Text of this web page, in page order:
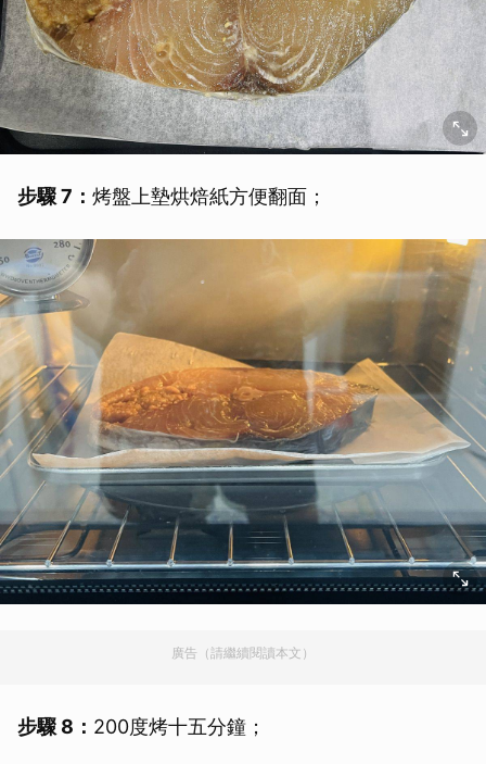
步驟 7： 烤盤上墊烘焙紙方便翻面；
廣告（請繼續閱讀本文）
步驟 8： 200度烤十五分鐘；